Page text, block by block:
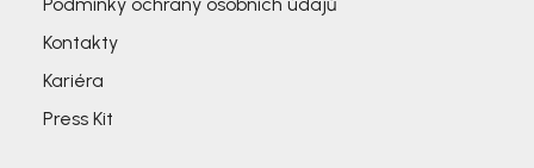
Kontakty
Kariéra
Press Kit